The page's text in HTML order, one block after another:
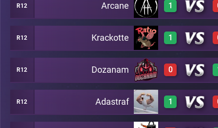
0 A13
R12 Arcane 1
3 A13
R12 Krackotte 1
2 A13
R12 Dozanam 0
0 A13
R12 Adastraf 1